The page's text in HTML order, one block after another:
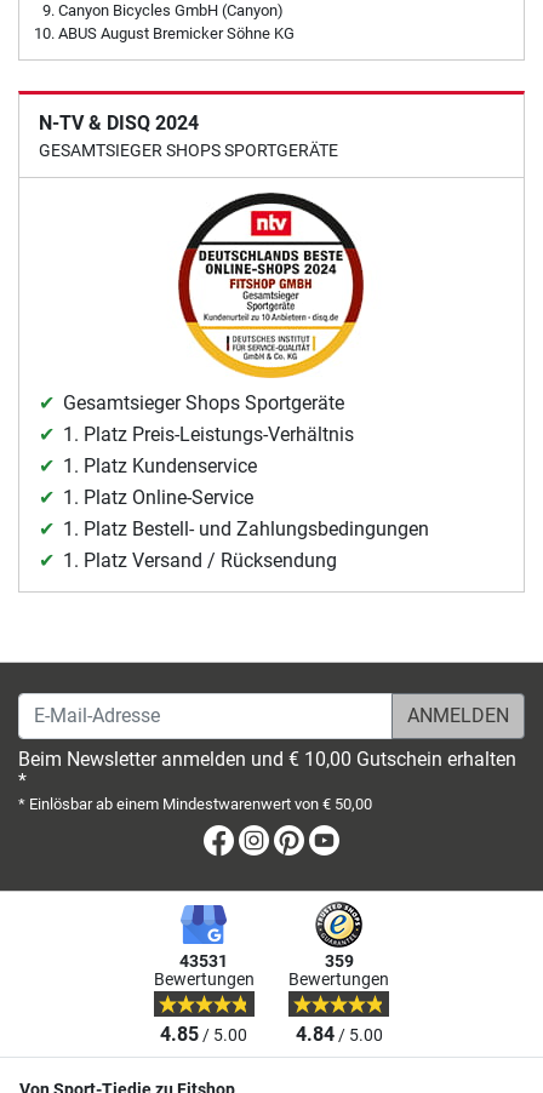
Canyon Bicycles GmbH (Canyon)
ABUS August Bremicker Söhne KG
N-TV & DISQ 2024
GESAMTSIEGER SHOPS SPORTGERÄTE
Gesamtsieger Shops Sportgeräte
1. Platz Preis-Leistungs-Verhältnis
1. Platz Kundenservice
1. Platz Online-Service
1. Platz Bestell- und Zahlungsbedingungen
1. Platz Versand / Rücksendung
E-Mail-Adresse
Beim Newsletter anmelden und € 10,00 Gutschein erhalten
*
* Einlösbar ab einem Mindestwarenwert von € 50,00
Facebook
Instagram
Pinterest
43531
Bewertungen
4.85/ 5.00
359
Bewertungen
4.84/ 5.00